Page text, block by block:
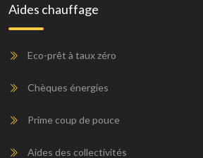
Aides chauffage
Eco-prêt à taux zéro
Chèques énergies
Prime coup de pouce
Aides des collectivités